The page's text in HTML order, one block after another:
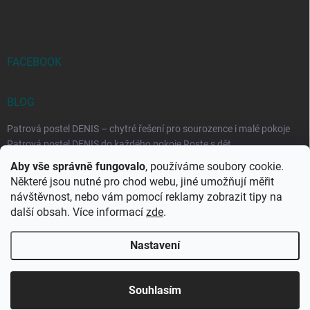
Aby vše správně fungovalo, používáme soubory cookie.
Některé jsou nutné pro chod webu, jiné umožňují měřit
návštěvnost, nebo vám pomocí reklamy zobrazit tipy na
další obsah. Více informací zde.
Nastavení
Souhlasím
FACEBOOK
BLOG
Patrová postel DENIS – chytré řešení pro sourozence i malé pokoje
Patrová postel DENIS do každého pokoje Roste s dět...
Rozkládací postele RELAX – ideální řešení pro malé prostory i
každodenní spaní
Rozkládací postel, která se přizpůsobí vašemu živo...
Copyright 2026DK-obchod.cz. Všechna práva vyhrazena.Upravit
nastavení cookies